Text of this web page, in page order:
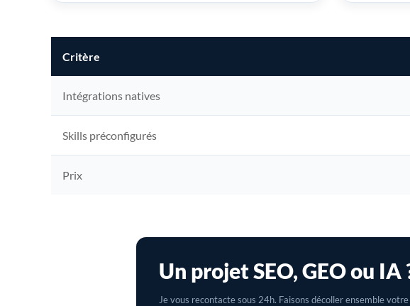
Critère
Intégrations natives
Skills préconfigurés
Prix
Un projet SEO, GEO ou
Je vous recontacte sous 24h. Faisons décoller ensemble